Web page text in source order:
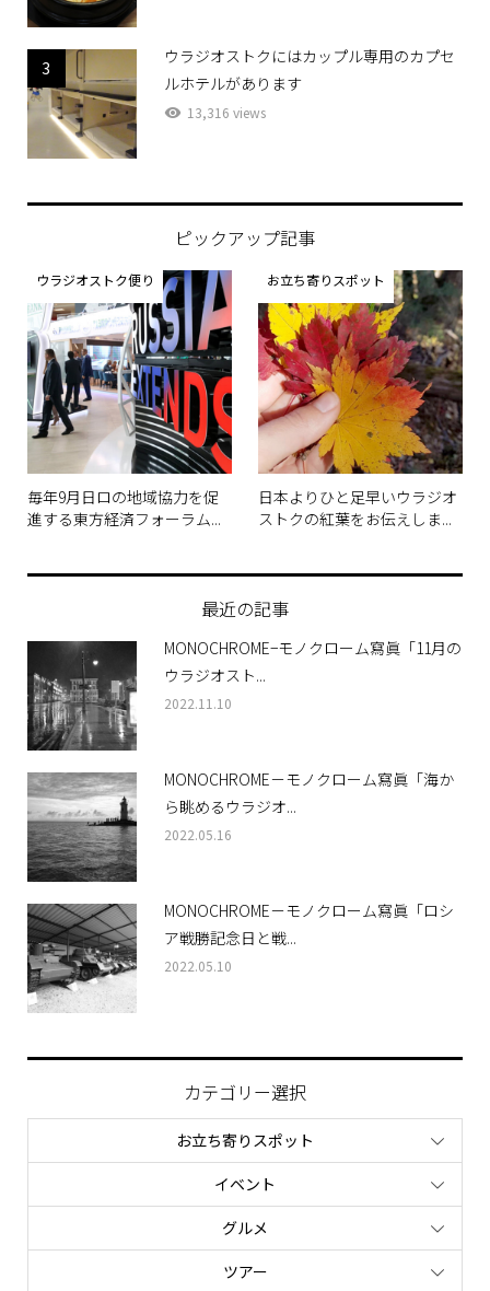
3
ウラジオストクにはカップル専用のカプセ
ルホテルがあります
13,316 views
ピックアップ記事
ウラジオストク便り
毎年9月日ロの地域協力を促
進する東方経済フォーラム...
お立ち寄りスポット
日本よりひと足早いウラジオ
ストクの紅葉をお伝えしま...
最近の記事
MONOCHROME−モノクローム寫眞「11月の
ウラジオスト...
MONOCHROME－モノクローム寫眞「海か
ら眺めるウラジオ...
MONOCHROME－モノクローム寫眞「ロシ
ア戦勝記念日と戦...
カテゴリー選択
お立ち寄りスポット
イベント
グルメ
ツアー